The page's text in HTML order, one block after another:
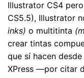
Illustrator CS4
CS5.5), Illustrator
inks) o multitinta
crear tintas
que sí hacen
XPress —por citar